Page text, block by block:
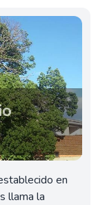
en
llama la